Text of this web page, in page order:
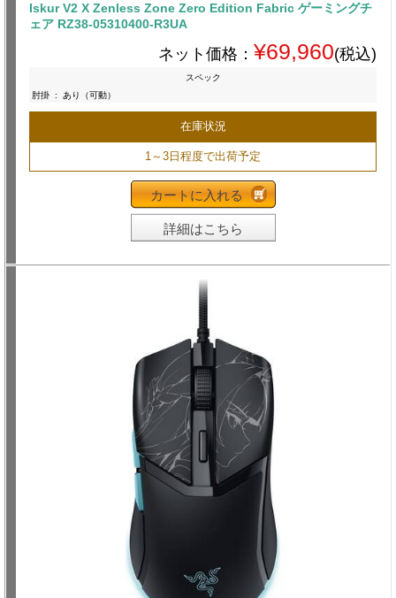
Iskur V2 X Zenless Zone Zero Edition Fabric ゲーミングチ
ェア RZ38-05310400-R3UA
ネット価格： ¥69,960(税込)
スペック
肘掛 : あり（可動）
在庫状況
1～3日程度で出荷予定
カートに入れる
詳細はこちら